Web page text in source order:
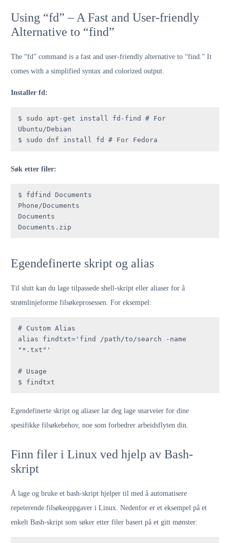
Using “fd” – A Fast and User-friendly
Alternative to “find”
The “fd” command is a fast and user-friendly alternative to “find.” It
comes with a simplified syntax and colorized output.
Installer fd:
$ sudo apt-get install fd-find # For
Ubuntu/Debian
$ sudo dnf install fd # For Fedora
Søk etter filer:
$ fdfind Documents
Phone/Documents
Documents
Documents.zip
Egendefinerte skript og alias
Til slutt kan du lage tilpassede shell-skript eller aliaser for å
strømlinjeforme filsøkeprosessen. For eksempel:
# Custom Alias
alias findtxt='find /path/to/search -name
"*.txt"'
# Usage
$ findtxt
Egendefinerte skript og aliaser lar deg lage snarveier for dine
spesifikke filsøkebehov, noe som forbedrer arbeidsflyten din.
Finn filer i Linux ved hjelp av Bash-
skript
Å lage og bruke et bash-skript hjelper til med å automatisere
repeterende filsøkeoppgaver i Linux. Nedenfor er et eksempel på et
enkelt Bash-skript som søker etter filer basert på et gitt mønster: